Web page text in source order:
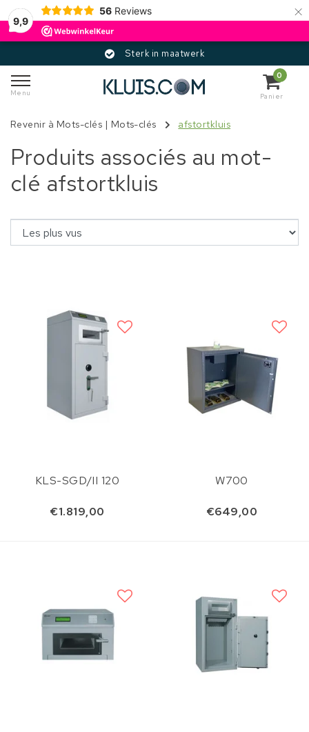
9,9
56 Reviews ×
Sterk in maatwerk
Menu
0
Panier
Revenir à Mots-clés | Mots-clés afstortkluis
Produits associés au mot-
clé afstortkluis
KLS-SGD/II 120
€1.819,00
W700
€649,00